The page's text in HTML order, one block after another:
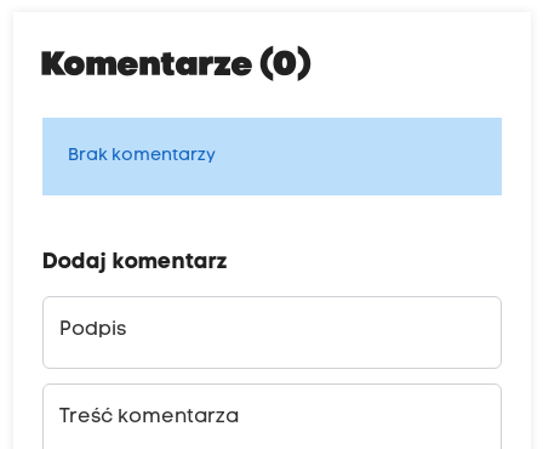
Komentarze (0)
Brak komentarzy
Dodaj komentarz
Podpis
Treść komentarza